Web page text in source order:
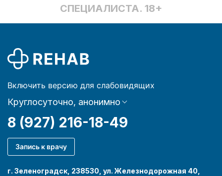
СПЕЦИАЛИСТА. 18+
Включить версию для слабовидящих
Круглосуточно, анонимно
8 (927) 216-18-49
Запись к врачу
г. Зеленоградск, 238530, ул. Железнодорожная 40,